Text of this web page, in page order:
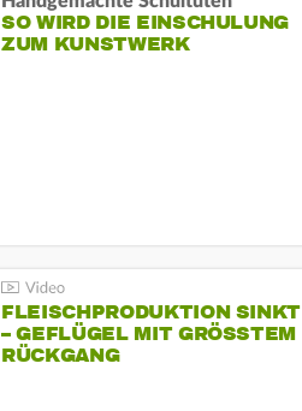
SO WIRD DIE EINSCHULUNG
ZUM KUNSTWERK
FLEISCHPRODUKTION SINKT
– GEFLÜGEL MIT GRÖSSTEM R
ÜCKGANG